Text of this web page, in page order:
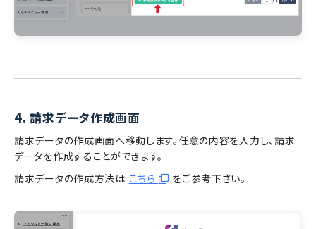
4. 請求データ作成画面
請求データの作成画面へ移動します。任意の内容を入力し、請求
データを作成することができます。
請求データの作成方法は こちら をご参考下さい。